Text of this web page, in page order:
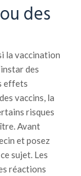
des
la vaccination
des
effets
vaccins, la
risques
Avant
et posez
sujet. Les
réactions